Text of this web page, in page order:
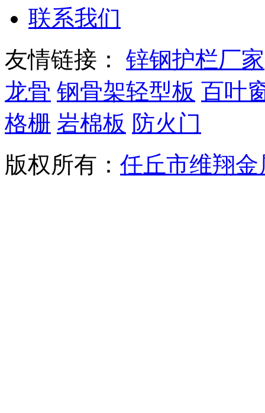
联系我们
友情链接： 锌钢护栏厂家
龙骨 钢骨架轻型板 百叶
格栅 岩棉板 防火门
版权所有： 任丘市维翔